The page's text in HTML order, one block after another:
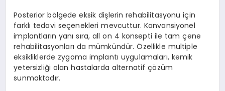
Posterior bölgede eksik dişlerin rehabilitasyonu için
farklı tedavi seçenekleri mevcuttur. Konvansiyonel
implantların yanı sıra, all on 4 konsepti ile tam çene
rehabilitasyonları da mümkündür. Özellikle multiple
eksikliklerde zygoma implantı uygulamaları, kemik
yetersizliği olan hastalarda alternatif çözüm
sunmaktadır.